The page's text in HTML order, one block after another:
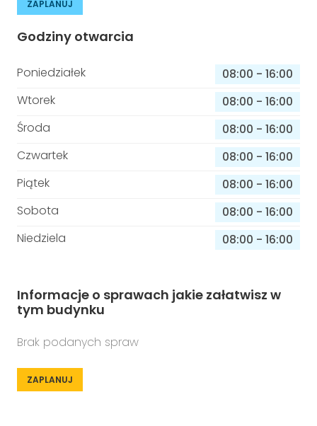
ZAPLANUJ
Godziny otwarcia
Poniedziałek 08:00 - 16:00
Wtorek
08:00 - 16:00
Środa
08:00 - 16:00
Czwartek
08:00 - 16:00
Piątek
08:00 - 16:00
Sobota
08:00 - 16:00
Niedziela
08:00 - 16:00
Informacje o sprawach jakie załatwisz w
tym budynku
Brak podanych spraw
ZAPLANUJ